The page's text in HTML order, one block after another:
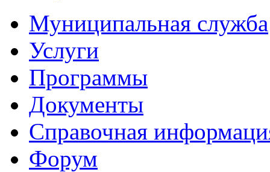
Муниципальная служба
Услуги
Программы
Документы
Справочная
Форум